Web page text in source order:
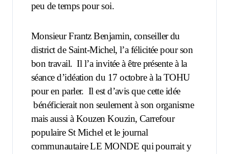
peu de temps pour soi.
Monsieur Frantz Benjamin, conseiller du
district de Saint-Michel, l’a félicitée pour son
bon travail. Il l’a invitée à être présente à la
séance d’idéation du 17 octobre à la TOHU
pour en parler. Il est d’avis que cette idée
bénéficierait non seulement à son organisme
mais aussi à Kouzen Kouzin, Carrefour
populaire St Michel et le journal
communautaire LE MONDE qui pourrait y